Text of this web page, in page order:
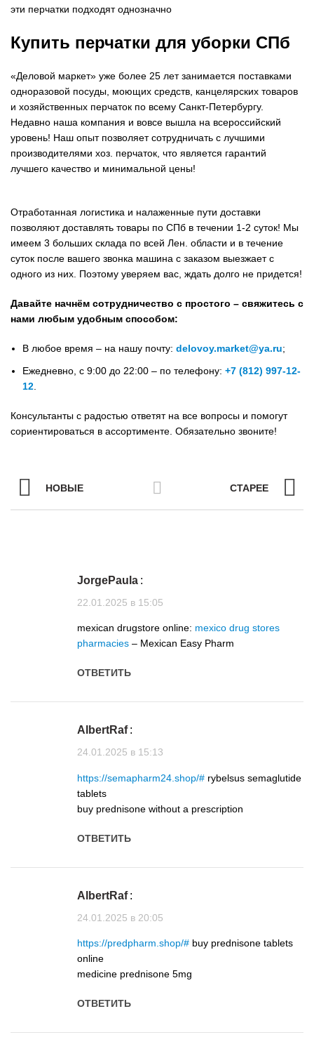
эти перчатки подходят однозначно
Купить перчатки для уборки СПб
«Деловой маркет» уже более 25 лет занимается поставками
одноразовой посуды, моющих средств, канцелярских товаров
и хозяйственных перчаток по всему Санкт-Петербургу.
Недавно наша компания и вовсе вышла на всероссийский
уровень! Наш опыт позволяет сотрудничать с лучшими
производителями хоз. перчаток, что является гарантий
лучшего качество и минимальной цены!
Отработанная логистика и налаженные пути доставки
позволяют доставлять товары по СПб в течении 1-2 суток! Мы
имеем 3 больших склада по всей Лен. области и в течение
суток после вашего звонка машина с заказом выезжает с
одного из них. Поэтому уверяем вас, ждать долго не придется!
Давайте начнём сотрудничество с простого – свяжитесь с
нами любым удобным способом:
В любое время – на нашу почту: delovoy.market@ya.ru;
Ежедневно, с 9:00 до 22:00 – по телефону: +7 (812) 997-12-
12
Консультанты с радостью ответят на все вопросы и помогут
сориентироваться в ассортименте. Обязательно звоните!
НОВЫЕ СТАРЕЕ
JorgePaula :
22.01.2025 в 15:05
mexican drugstore online: mexico drug stores
pharmacies – Mexican Easy Pharm
ОТВЕТИТЬ
AlbertRaf :
24.01.2025 в 15:13
https://semapharm24.shop/# rybelsus semaglutide
tablets
buy prednisone without a prescription
ОТВЕТИТЬ
AlbertRaf :
24.01.2025 в 20:05
https://predpharm.shop/# buy prednisone tablets
online
medicine prednisone 5mg
ОТВЕТИТЬ